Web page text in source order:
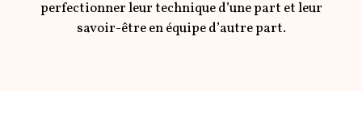
perfectionner leur technique d’une part et leur
savoir-être en équipe d’autre part.